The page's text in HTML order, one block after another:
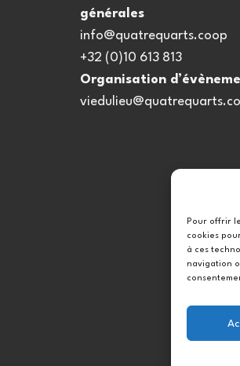
Pour offrir
cookies
à ces
navigation
générales
info@quatrequarts.coop
+32 (0)10 613 813
Organisation